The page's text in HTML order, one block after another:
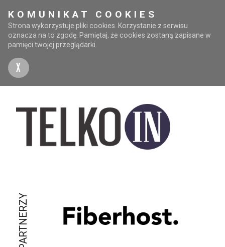
KOMUNIKAT COOKIES
Strona wykorzystuje pliki cookies. Korzystanie z serwisu
oznacza na to zgodę. Pamiętaj, że cookies zostaną zapisane w
pamięci twojej przeglądarki.
X
PARTNERZY